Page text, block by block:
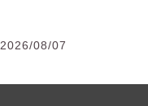
2026/08/07